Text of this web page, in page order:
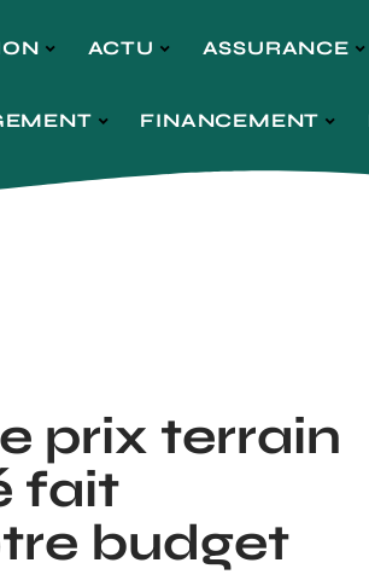
ACTU ASSURANCE
FINANCEMENT
prix terrain
fait
budget